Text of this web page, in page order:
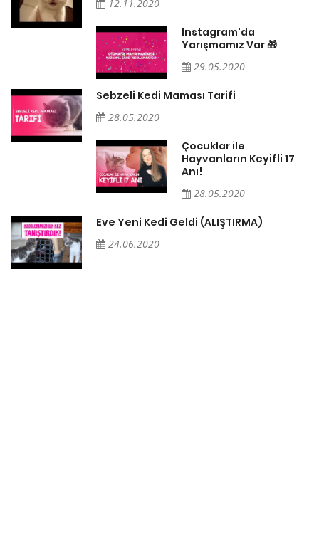
12.11.2020
Instagram'da
Yarışmamız Var 🎁
29.05.2020
Sebzeli Kedi Maması Tarifi
28.05.2020
Çocuklar ile
Hayvanların Keyifli 17
Anı!
28.05.2020
Eve Yeni Kedi Geldi (ALIŞTIRMA)
24.06.2020